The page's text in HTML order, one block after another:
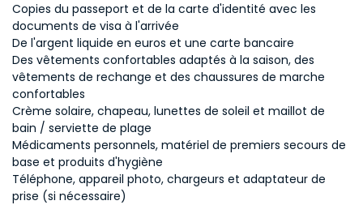
Copies du passeport et de la carte d'identité avec les
documents de visa à l'arrivée
De l'argent liquide en euros et une carte bancaire
Des vêtements confortables adaptés à la saison, des
vêtements de rechange et des chaussures de marche
confortables
Crème solaire, chapeau, lunettes de soleil et maillot de
bain / serviette de plage
Médicaments personnels, matériel de premiers secours de
base et produits d'hygiène
Téléphone, appareil photo, chargeurs et adaptateur de
prise (si nécessaire)